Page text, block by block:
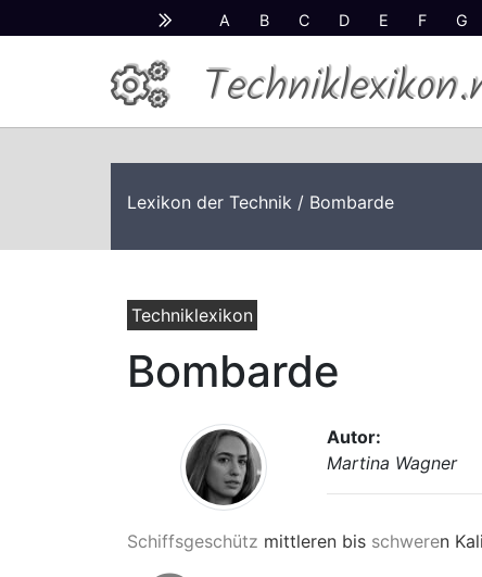
A B C D E F G
Lexikon der Technik / Bombarde
Techniklexikon
Bombarde
Autor:
Martina Wagner
Schiffsgeschütz mittleren bis schweren